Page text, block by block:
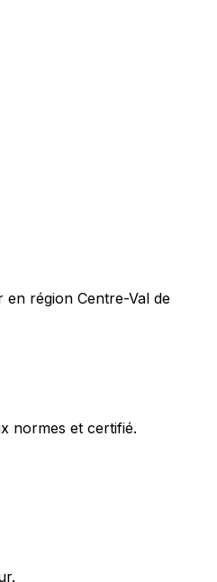
région Centre-Val de
normes et certifié.